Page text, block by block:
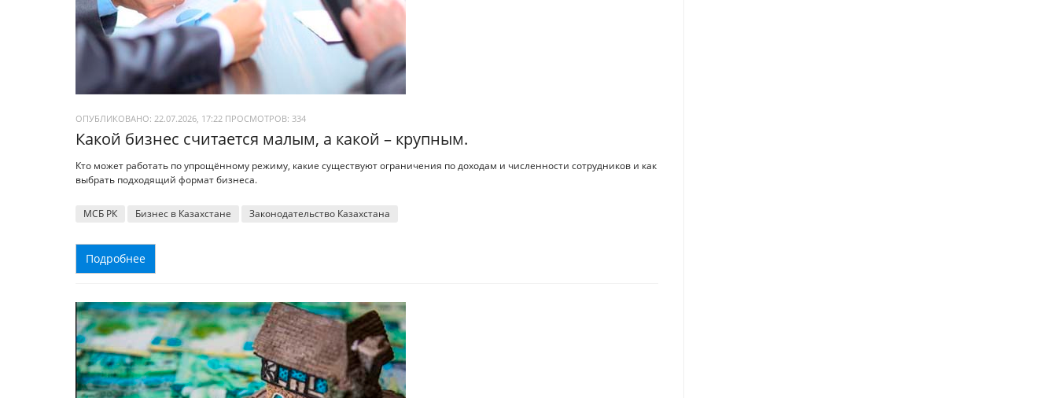
ОПУБЛИКОВАНО: 22.07.2026, 17:22 ПРОСМОТРОВ: 334
Какой бизнес считается малым, а какой – крупным.
Кто может работать по упрощённому режиму, какие существуют ограничения по доходам и численности сотрудников и как
выбрать подходящий формат бизнеса.
МСБ РК Бизнес в Казахстане Законодательство Казахстана
Подробнее